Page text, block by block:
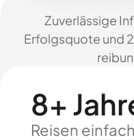
Zuverlässige
Erfolgsquote und
8+
Reisen